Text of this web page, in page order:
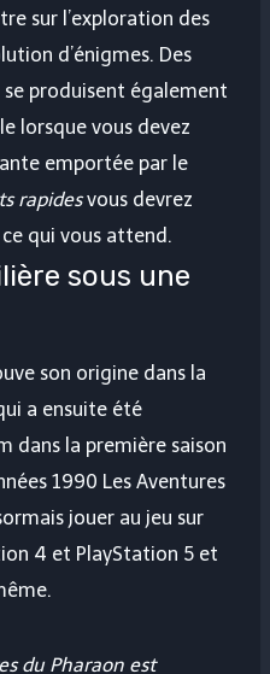
sur l’exploration des
d’énigmes. Des
produisent également
lorsque vous devez
emportée par le
rapidesvous devrez
qui vous attend.
sous une
son origine dans la
a ensuite été
dans la première saison
1990 Les Aventures
jouer au jeu sur
4 et PlayStation 5 et
du Pharaon est